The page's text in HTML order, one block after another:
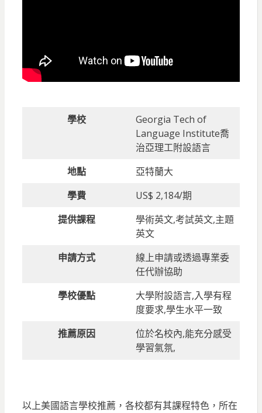
學校
Georgia Tech of
Language Institute喬
治亞理工附設語言
地點
亞特蘭大
學費
US$ 2,184/期
提供課程
學術英文,考試英文,主題
英文
申請方式
線上申請或透過專業委
任代辦協助
學校優點
大學附設語言,入學有程
度要求,學生水平一致
推薦原因
位於名校內,能充分感受
學習氣氛,
以上美國語言學校推薦，各校都有其課程特色，所在